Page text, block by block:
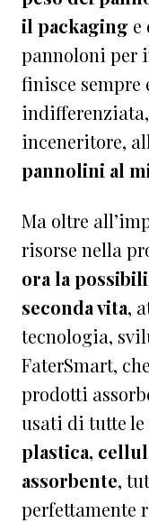
il packaging e
pannoloni per
finisce sempre
inceneritore,
pannolini al
Ma oltre
risorse nella
ora la
seconda vita,
tecnologia,
FaterSmart,
prodotti
usati di tutte le
plastica,
assorbente,
perfettamente